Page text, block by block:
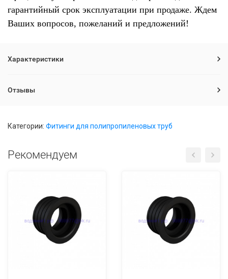
гарантийный срок эксплуатации при продаже. Ждем
Ваших вопросов, пожеланий и предложений!
Характеристики
Отзывы
Категории: Фитинги для полипропиленовых труб
Рекомендуем